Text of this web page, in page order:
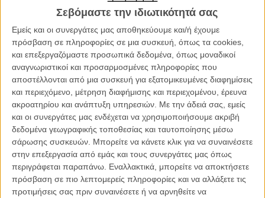
Σεβόμαστε την ιδιωτικότητά σας
Εμείς και οι συνεργάτες μας αποθηκεύουμε και/ή έχουμε
πρόσβαση σε πληροφορίες σε μια συσκευή, όπως τα cookies,
και επεξεργαζόμαστε προσωπικά δεδομένα, όπως μοναδικοί
αναγνωριστικοί και προσαρμοσμένες πληροφορίες που
αποστέλλονται από μια συσκευή για εξατομικευμένες διαφημίσεις
και περιεχόμενο, μέτρηση διαφήμισης και περιεχομένου, έρευνα
ακροατηρίου και ανάπτυξη υπηρεσιών. Με την άδειά σας, εμείς
και οι συνεργάτες μας ενδέχεται να χρησιμοποιήσουμε ακριβή
δεδομένα γεωγραφικής τοποθεσίας και ταυτοποίησης μέσω
σάρωσης συσκευών. Μπορείτε να κάνετε κλικ για να συναινέσετε
στην επεξεργασία από εμάς και τους συνεργάτες μας όπως
περιγράφεται παραπάνω. Εναλλακτικά, μπορείτε να αποκτήσετε
πρόσβαση σε πιο λεπτομερείς πληροφορίες και να αλλάξετε τις
προτιμήσεις σας πριν συναινέσετε ή να αρνηθείτε να
«Brimstone & Glory». Ενα ντοκιμαντέρ όχι απλό
πυροτέχνημα
11 ΣΕΠ 2017 Γιώργος Κρασσακόπουλος
Ο νέος κύκλος προβολών του Exile Room ξεκινά
εκρηκτικά, με ηφαίστεια και πυροτεχνήματα!
ΝΕΑ /04 ΝΟΕ 2017 / Flix Team